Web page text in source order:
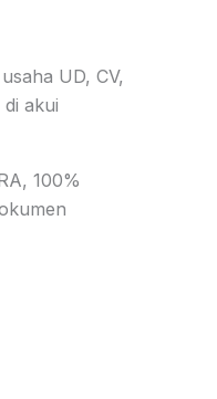
UD, CV,
akui
100%